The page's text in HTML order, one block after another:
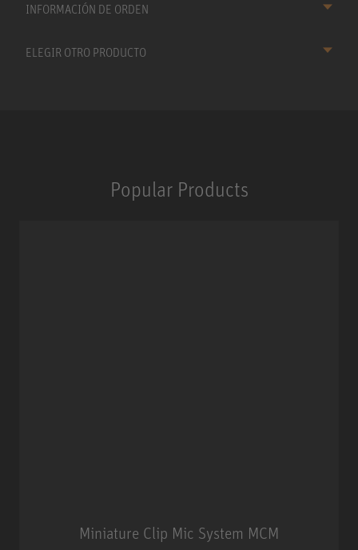
INFORMACIÓN DE ORDEN
ELEGIR OTRO PRODUCTO
Popular Products
Miniature Clip Mic System MCM